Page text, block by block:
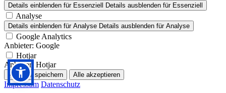
Details einblenden für Essenziell Details ausblenden für Essenziell
Analyse
Details einblenden für Analyse Details ausblenden für Analyse
Google Analytics
Anbieter: Google
Hotjar
Anbieter: Hotjar
Auswahl speichern Alle akzeptieren
Impressum Datenschutz